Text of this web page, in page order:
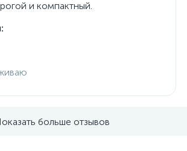
и компактный.
больше отзывов